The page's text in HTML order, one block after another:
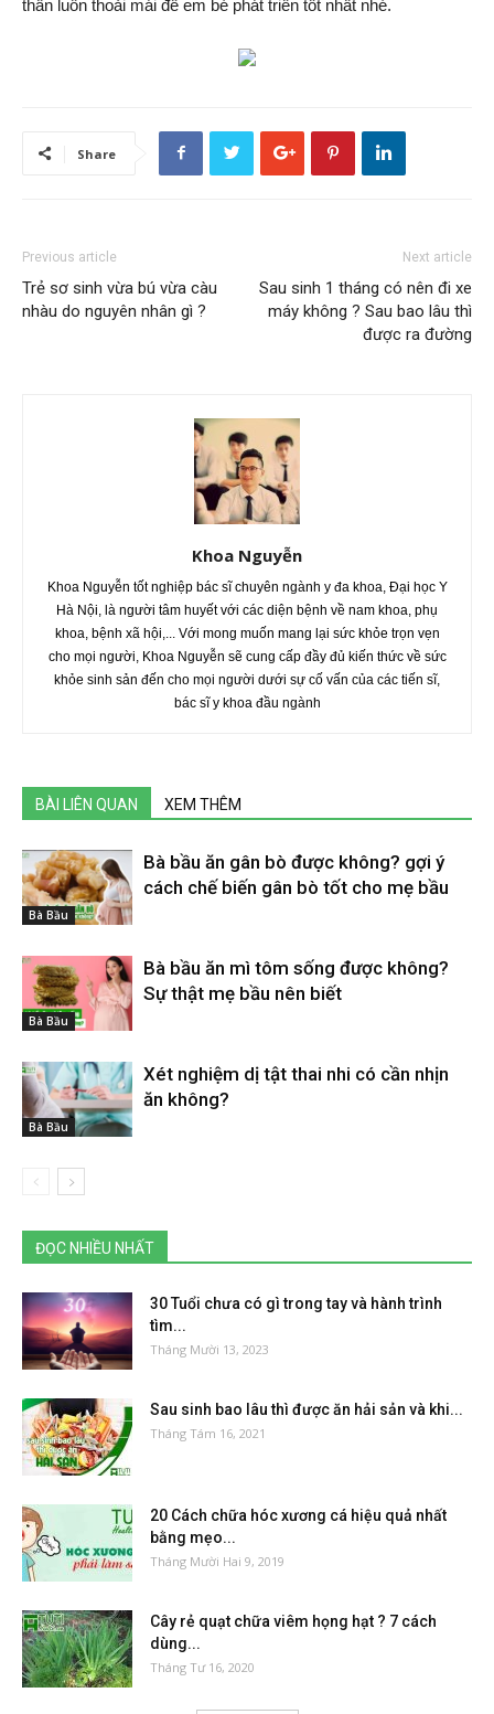
thần luôn thoải mái để em bé phát triển tốt nhất nhé.
Share
Previous article
Trẻ sơ sinh vừa bú vừa càu
nhàu do nguyên nhân gì ?
Next article
Sau sinh 1 tháng có nên đi xe
máy không ? Sau bao lâu thì
được ra đường
Khoa Nguyễn
Khoa Nguyễn tốt nghiệp bác sĩ chuyên ngành y đa khoa, Đại học Y
Hà Nội, là người tâm huyết với các diện bệnh về nam khoa, phụ
khoa, bệnh xã hội,... Với mong muốn mang lại sức khỏe trọn vẹn
cho mọi người, Khoa Nguyễn sẽ cung cấp đầy đủ kiến thức về sức
khỏe sinh sản đến cho mọi người dưới sự cố vấn của các tiến sĩ,
bác sĩ y khoa đầu ngành
BÀI LIÊN QUAN XEM THÊM
Bà Bầu
Bà bầu ăn gân bò được không? gợi ý
cách chế biến gân bò tốt cho mẹ bầu
Bà Bầu
Bà bầu ăn mì tôm sống được không?
Sự thật mẹ bầu nên biết
Bà Bầu
Xét nghiệm dị tật thai nhi có cần nhịn
ăn không?
ĐỌC NHIỀU NHẤT
30 Tuổi chưa có gì trong tay và hành trình
tìm...
Tháng Mười 13, 2023
Sau sinh bao lâu thì được ăn hải sản và khi...
Tháng Tám 16, 2021
20 Cách chữa hóc xương cá hiệu quả nhất
bằng mẹo...
Tháng Mười Hai 9, 2019
Cây rẻ quạt chữa viêm họng hạt ? 7 cách
dùng...
Tháng Tư 16, 2020